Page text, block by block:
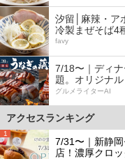
汐留│麻辣・ア
冷製まぜそば4
favy
7/18〜｜ディ
題。オリジナ
グルメライターAI
アクセスランキング
1
7/31〜｜新静
店！濃厚クロ